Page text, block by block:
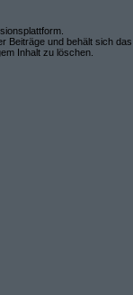
Beiträge und behält sich das
Inhalt zu löschen.